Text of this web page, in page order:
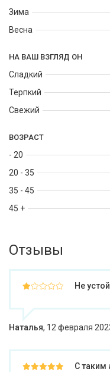
Зима
Весна
НА ВАШ ВЗГЛЯД ОН
Сладкий
Терпкий
Свежий
ВОЗРАСТ
- 20
20 - 35
35 - 45
45 +
Отзывы
Не
Наталья, 12 февраля
С таким